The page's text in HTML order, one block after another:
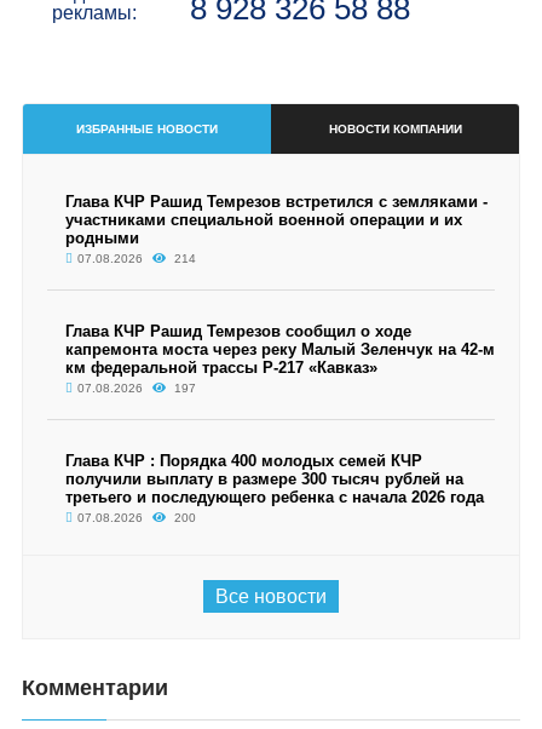
рекламы:
8 928 326 58 88
ИЗБРАННЫЕ НОВОСТИ НОВОСТИ КОМПАНИИ
Глава КЧР Рашид Темрезов встретился с земляками -
участниками специальной военной операции и их
родными
07.08.2026 214
Глава КЧР Рашид Темрезов сообщил о ходе
капремонта моста через реку Малый Зеленчук на 42-м
км федеральной трассы Р-217 «Кавказ»
07.08.2026 197
Глава КЧР : Порядка 400 молодых семей КЧР
получили выплату в размере 300 тысяч рублей на
третьего и последующего ребенка с начала 2026 года
07.08.2026 200
Все новости
Комментарии